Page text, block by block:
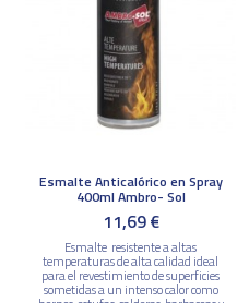
Esmalte Anticalórico en Spray
400ml Ambro- Sol
11,69 €
Esmalte resistente a altas
temperaturas de alta calidad ideal
para el revestimiento de superficies
sometidas a un intenso calor como